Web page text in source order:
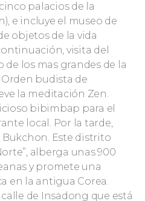
palacios de la
e incluye el museo de
objetos de la vida
visita del
de los mas grandes de la
budista de
la meditación Zen.
bibimbap para el
local. Por la tarde,
Este distrito
alberga unas 900
y promete una
en la antigua Corea.
de Insadong que está